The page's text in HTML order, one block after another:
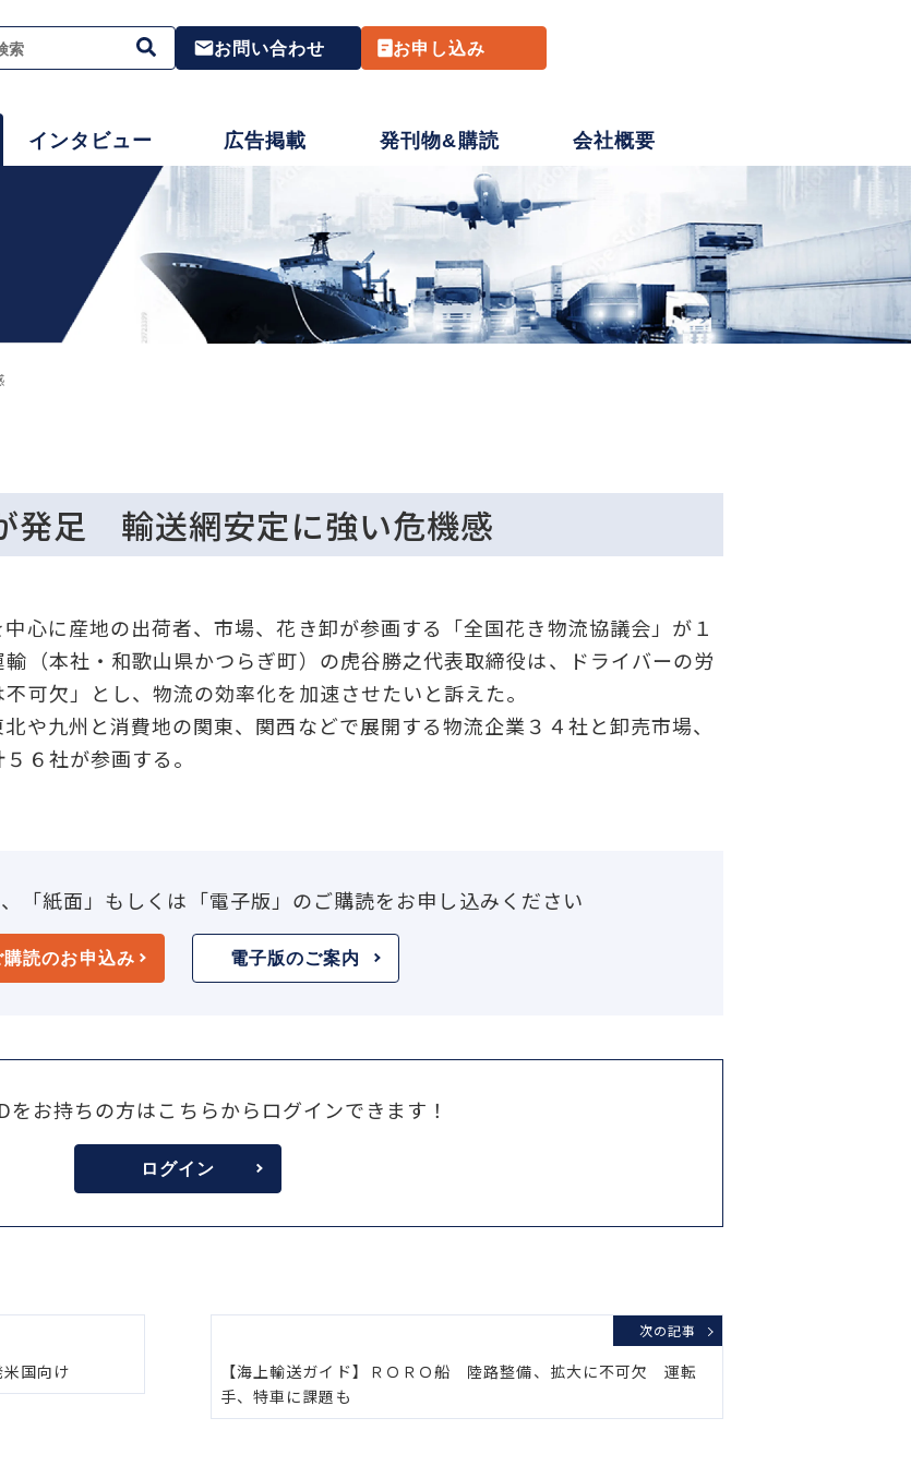
お問い合わせ お申し込み
インタビュー 広告掲載 発刊物&購読 会社概要
足 輸送網安定に強い危機感
心に産地の出荷者、市場、花き卸が参画する「全国花き物流協議会」が１
（本社・和歌山県かつらぎ町）の虎谷勝之代表取締役は、ドライバーの労
可欠」とし、物流の効率化を加速させたいと訴えた。
や九州と消費地の関東、関西などで展開する物流企業３４社と卸売市場、
６社が参画する。
「紙面」もしくは「電子版」のご購読をお申し込みください
購読のお申込み 電子版のご案内
をお持ちの方はこちらからログインできます！
ログイン
国向け
次の記事
【海上輸送ガイド】ＲＯＲＯ船 陸路整備、拡大に不可欠 運転
手、特車に課題も